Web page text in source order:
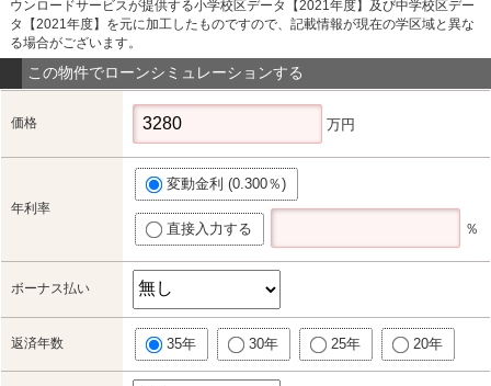
ウンロードサービスが提供する小学校区データ【2021年度】及び中学校区デー
タ【2021年度】を元に加工したものですので、記載情報が現在の学区域と異な
る場合がございます。
この物件でローンシミュレーションする
価格 万円
年利率
変動金利 (0.300％)
直接入力する ％
ボーナス払い
返済年数 35年 30年 25年 20年